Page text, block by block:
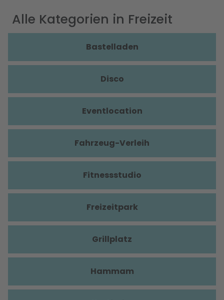
Alle Kategorien in Freizeit
Bastelladen
Disco
Eventlocation
Fahrzeug-Verleih
Fitnessstudio
Freizeitpark
Grillplatz
Hammam